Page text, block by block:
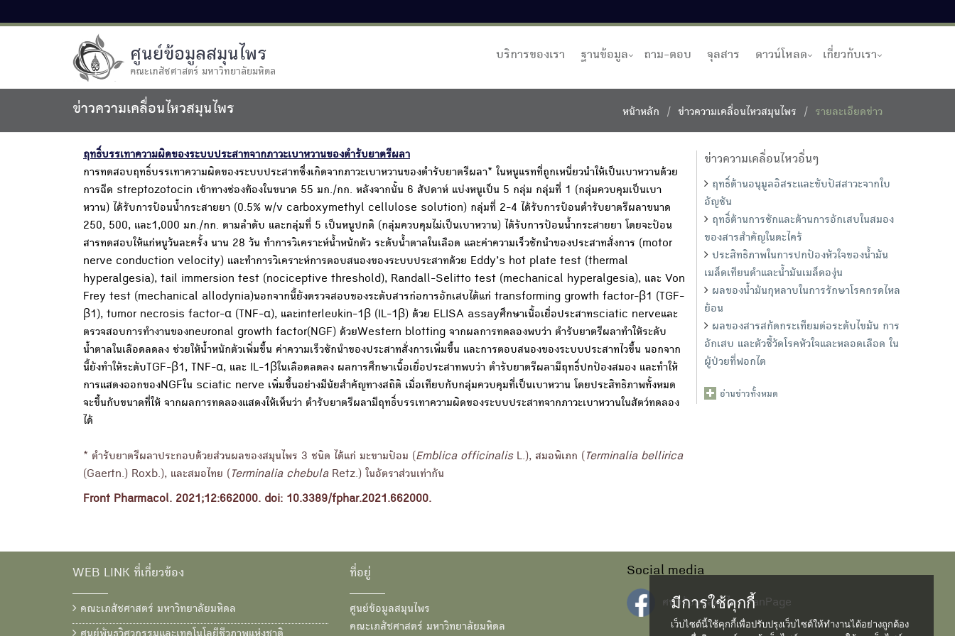
ศูนย์ข้อมูลสมุนไพร
คณะเภสัชศาสตร์ มหาวิทยาลัยมหิดล
บริการของเรา ฐานข้อมูล ถาม-ตอบ จุลสาร ดาวน์โหลด เกี่ยวกับเรา
ข่าวความเคลื่อนไหวสมุนไพร หน้าหลัก ข่าวความเคลื่อนไหวสมุนไพร รายละเอียดข่าว
ฤทธิ์บรรเทาความผิดของระบบประสาทจากภาวะเบาหวานของตำรับยาตรีผลา
การทดสอบฤทธิ์บรรเทาความผิดของระบบประสาทซึ่งเกิดจากภาวะเบาหวานของตำรับยาตรีผลา* ในหนูแรทที่ถูกเหนี่ยวนำให้เป็นเบาหวานด้วย
การฉีด streptozotocin เข้าทางช่องท้องในขนาด 55 มก./กก. หลังจากนั้น 6 สัปดาห์ แบ่งหนูเป็น 5 กลุ่ม กลุ่มที่ 1 (กลุ่มควบคุมเป็นเบา
หวาน) ได้รับการป้อนน้ำกระสายยา (0.5% w/v carboxymethyl cellulose solution) กลุ่มที่ 2-4 ได้รับการป้อนตำรับยาตรีผลาขนาด
250, 500, และ1,000 มก./กก. ตามลำดับ และกลุ่มที่ 5 เป็นหนูปกติ (กลุ่มควบคุมไม่เป็นเบาหวาน) ได้รับการป้อนน้ำกระสายยา โดยจะป้อน
สารทดสอบให้แก่หนูวันละครั้ง นาน 28 วัน ทำการวิเคราะห์น้ำหนักตัว ระดับน้ำตาลในเลือด และค่าความเร็วชักนำของประสาทสั่งการ (motor
nerve conduction velocity) และทำการวิเคราะห์การตอบสนองของระบบประสาทด้วย Eddy’s hot plate test (thermal
hyperalgesia), tail immersion test (nociceptive threshold), Randall-Selitto test (mechanical hyperalgesia), และ Von
Frey test (mechanical allodynia)นอกจากนี้ยังตรวจสอบของระดับสารก่อการอักเสบได้แก่ transforming growth factor-β1 (TGF-
β1), tumor necrosis factor-α (TNF-α), และinterleukin-1β (IL-1β) ด้วย ELISA assayศึกษาเนื้อเยื่อประสาทsciatic nerveและ
ตรวจสอบการทำงานของneuronal growth factor(NGF) ด้วยWestern blotting จากผลการทดลองพบว่า ตำรับยาตรีผลาทำให้ระดับ
น้ำตาลในเลือดลดลง ช่วยให้น้ำหนักตัวเพิ่มขึ้น ค่าความเร็วชักนำของประสาทสั่งการเพิ่มขึ้น และการตอบสนองของระบบประสาทไวขึ้น นอกจาก
นี้ยังทำให้ระดับTGF-β1, TNF-α, และ IL-1βในเลือดลดลง ผลการศึกษาเนื้อเยื่อประสาทพบว่า ตำรับยาตรีผลามีฤทธิ์ปกป้องสมอง และทำให้
การแสดงออกของNGFใน sciatic nerve เพิ่มขึ้นอย่างมีนัยสำคัญทางสถิติ เมื่อเทียบกับกลุ่มควบคุมที่เป็นเบาหวาน โดยประสิทธิภาพทั้งหมด
จะขึ้นกับขนาดที่ให้ จากผลการทดลองแสดงให้เห็นว่า ตำรับยาตรีผลามีฤทธิ์บรรเทาความผิดของระบบประสาทจากภาวะเบาหวานในสัตว์ทดลอง
ได้
* ตำรับยาตรีผลาประกอบด้วยส่วนผลของสมุนไพร 3 ชนิด ได้แก่ มะขามป้อม (Emblica officinalisL.), สมอพิเภก ( Terminalia bellirica
(Gaertn.) Roxb.), และสมอไทย ( Terminalia chebulaRetz.) ในอัตราส่วนเท่ากัน
Front Pharmacol. 2021;12:662000. doi: 10.3389/fphar.2021.662000.
ข่าวความเคลื่อนไหวอื่นๆ
ฤทธิ์ต้านอนุมูลอิสระและขับปัสสาวะจากใบ
อัญชัน
ฤทธิ์ต้านการชักและต้านการอักเสบในสมอง
ของสารสำคัญในตะไคร้
ประสิทธิภาพในการปกป้องหัวใจของน้ำมัน
เมล็ดเทียนดำและน้ำมันเมล็ดองุ่น
ผลของน้ำมันกุหลาบในการรักษาโรคกรดไหล
ย้อน
ผลของสารสกัดกระเทียมต่อระดับไขมัน การ
อักเสบ และตัวชี้วัดโรคหัวใจและหลอดเลือด ใน
ผู้ป่วยที่ฟอกไต
อ่านข่าวทั้งหมด
WEB LINK ที่เกี่ยวข้อง
คณะเภสัชศาสตร์ มหาวิทยาลัยมหิดล
ที่อยู่
ศูนย์ข้อมูลสมุนไพร
คณะเภสัชศาสตร์ มหาวิทยาลัยมหิดล
Social media
ศนย์ข้อมูลสมุนไพร FanPage
มีการใช้คุกกี้
เว็บไซต์นี้ใช้คุกกี้เพื่อปรับปรุงเว็บไซต์ให้ทำงานได้อย่างถูกต้อง